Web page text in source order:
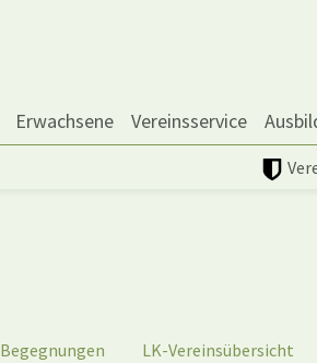
Erwachsene Vereinsservice
Begegnungen LK-Vereinsübersicht